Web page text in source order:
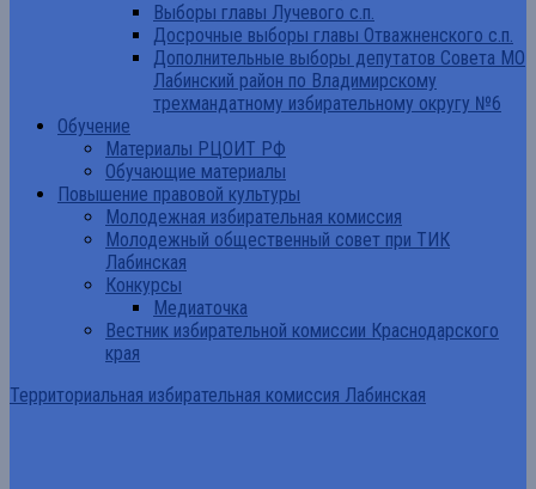
Выборы главы Лучевого с.п.
Досрочные выборы главы Отважненского с.п.
Дополнительные выборы депутатов Совета МО
Лабинский район по Владимирскому
трехмандатному избирательному округу №6
Обучение
Материалы РЦОИТ РФ
Обучающие материалы
Повышение правовой культуры
Молодежная избирательная комиссия
Молодежный общественный совет при ТИК
Лабинская
Конкурсы
Медиаточка
Вестник избирательной комиссии Краснодарского
края
Территориальная избирательная комиссия Лабинская